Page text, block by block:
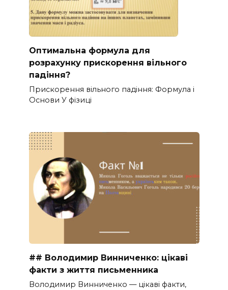
Оптимальна формула для
розрахунку прискорення вільного
падіння?
Прискорення вільного падіння: Формула і
Основи У фізиці
## Володимир Винниченко: цікаві
факти з життя письменника
Володимир Винниченко — цікаві факти,